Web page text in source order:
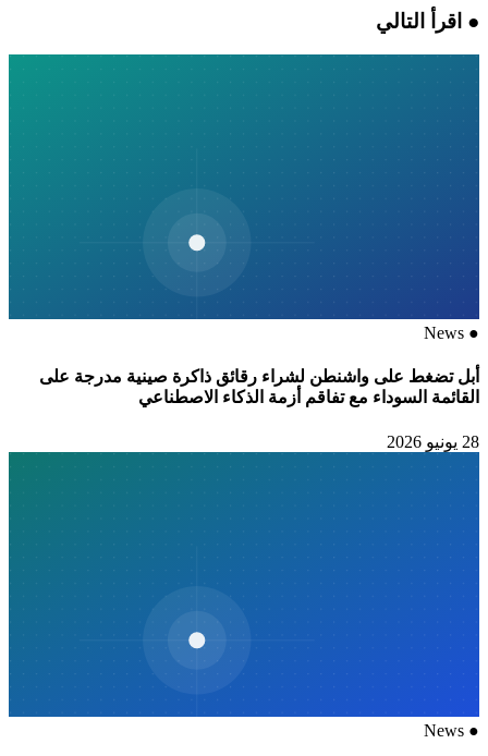
●اقرأ التالي
●
News
أبل تضغط على واشنطن لشراء رقائق ذاكرة صينية مدرجة على
القائمة السوداء مع تفاقم أزمة الذكاء الاصطناعي
28 يونيو 2026
●
News